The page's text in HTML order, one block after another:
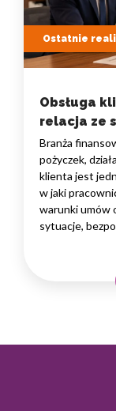
Ostatnie
Obsługa
relacja ze
Branża
pożyczek,
klienta jest
w jaki
warunki umów
sytuacje,
produktowej,